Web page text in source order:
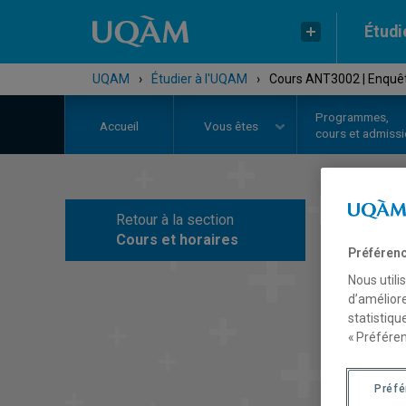
UQAM › Étudier à l'UQAM › Cours ANT3002 |
Accueil Vous êtes
Programmes,
cours et
Retour à la section
Cours et horaires
Nous
«